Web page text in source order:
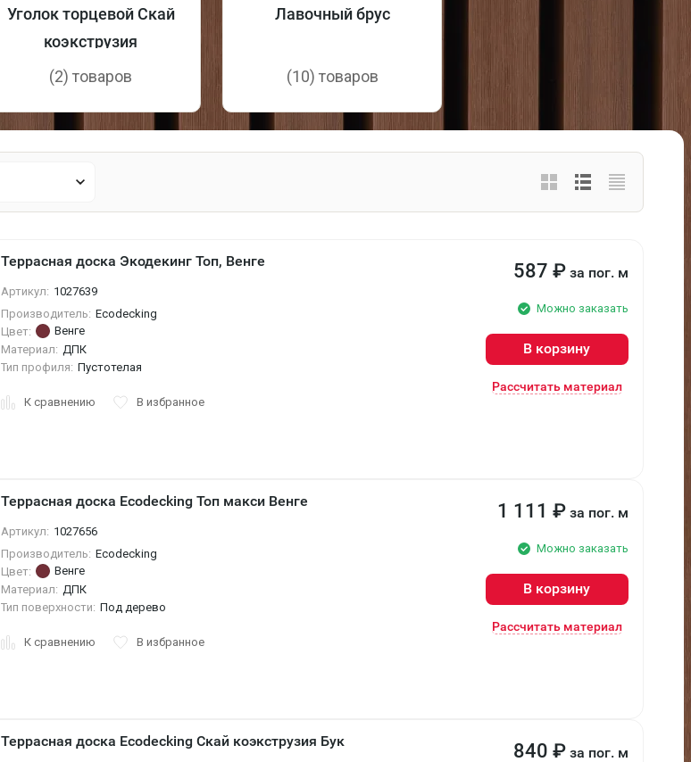
Уголок торцевой Скай
коэкструзия
(2) товаров
Лавочный брус
(10) товаров
Террасная доска Экодекинг Топ, Венге
Артикул: 1027639
Производитель: Ecodecking
Цвет:
Венге
Материал: ДПК
Тип профиля: Пустотелая
К сравнению В избранное
587 ₽ за пог. м
Можно заказать
В корзину
Рассчитать материал
Террасная доска Ecodecking Топ макси Венге
Артикул: 1027656
Производитель: Ecodecking
Цвет:
Венге
Материал: ДПК
Тип поверхности: Под дерево
К сравнению В избранное
1 111 ₽ за пог. м
Можно заказать
В корзину
Рассчитать материал
Террасная доска Ecodecking Скай коэкструзия Бук 840 ₽ за пог. м